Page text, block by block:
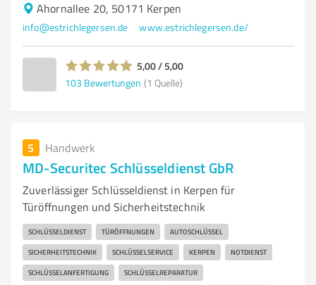
Ahornallee 20, 50171 Kerpen
info@estrichlegersen.de www.estrichlegersen.de/
5,00 / 5,00
103 Bewertungen (1 Quelle)
5 Handwerk
MD-Securitec Schlüsseldienst GbR
Zuverlässiger Schlüsseldienst in Kerpen für
Türöffnungen und Sicherheitstechnik
SCHLÜSSELDIENST TÜRÖFFNUNGEN AUTOSCHLÜSSEL
SICHERHEITSTECHNIK SCHLÜSSELSERVICE KERPEN NOTDIENST
SCHLÜSSELANFERTIGUNG SCHLÜSSELREPARATUR